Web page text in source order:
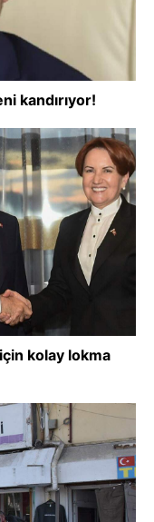
kandırıyor!
kolay lokma